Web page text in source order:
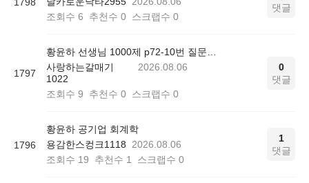
조회수 6 추천수 0 스크랩수 0
댓글
1797
사랑하는갈매기
1022
2026.08.06
조회수 9 추천수 0 스크랩수 0
0
댓글
1796
황윤하 공기업 회계학
용감한스컹크1118
2026.08.06
조회수 19 추천수 1 스크랩수 0
1
댓글